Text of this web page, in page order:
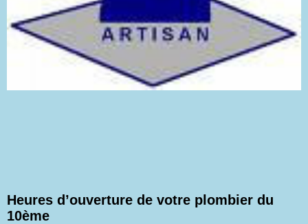
Heures d’ouverture de votre plombier du
10ème